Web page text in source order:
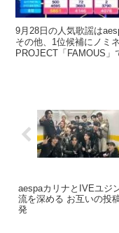
9月28日の人気歌謡は
その他、1位候補にノミ
PROJECT「FAMOUS」
aespaカリナとIVEユジ
流を深める お互いの投
発